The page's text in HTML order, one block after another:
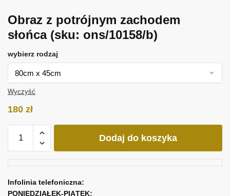
Obraz z potrójnym zachodem
słońca (sku: ons/10158/b)
wybierz rodzaj
Wyczyść
180 zł
Obraz
zachodem
słońca
Dodaj do koszyka
Infolinia telefoniczna:
PONIEDZIAŁEK-PIĄTEK: